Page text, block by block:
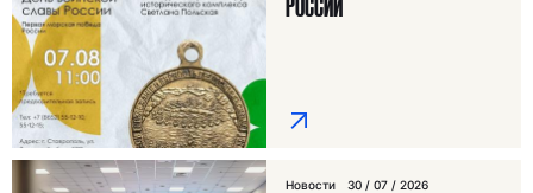
РОССИИ
Новости 30 / 07 / 2026